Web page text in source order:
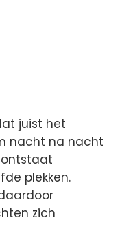
juist het
nacht na nacht
plekken.
zich